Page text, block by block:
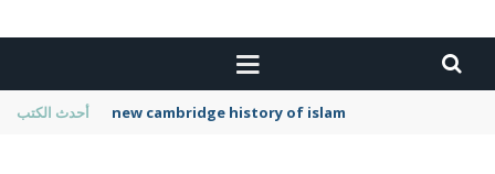
أحدث الكتب new cambridge history of islam